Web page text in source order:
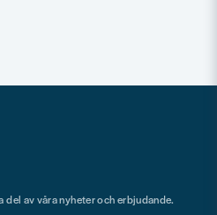
av våra nyheter och erbjudande.